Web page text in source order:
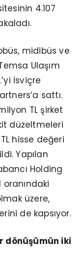
4.107
midibüs ve
Ulaşım
İsviçre
sattı.
TL şirket
düzeltmeleri
hisse değeri
Yapılan
Holding
oranındaki
üzere,
de kapsıyor.
dönüşümün iki